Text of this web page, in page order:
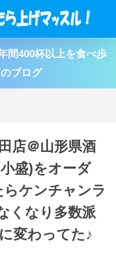
間400杯以上を食べ歩
ブログ
店＠山形県酒
盛)をオーダ
ケンチャンラ
くなり多数派
変わってた♪